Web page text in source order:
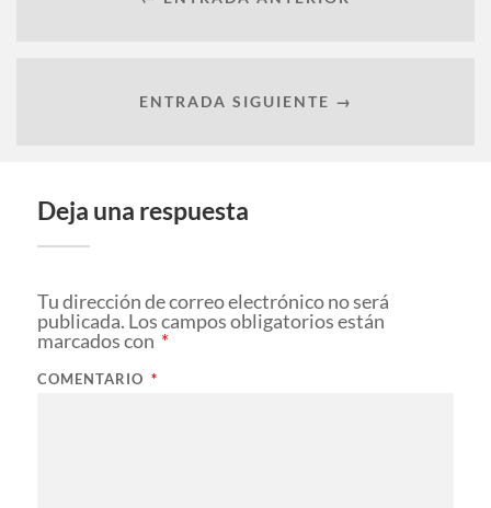
ENTRADA SIGUIENTE →
Deja una respuesta
Tu dirección de correo electrónico no será
publicada. Los campos obligatorios están
marcados con *
COMENTARIO *